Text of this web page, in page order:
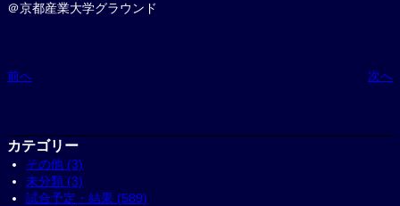
＠京都産業大学グラウンド
前へ 次へ
カテゴリー
その他 (3)
未分類 (3)
試合予定・結果 (589)